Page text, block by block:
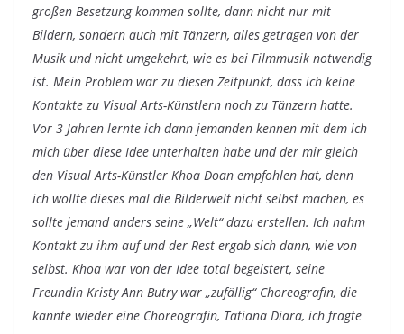
großen Besetzung kommen sollte, dann nicht nur mit
Bildern, sondern auch mit Tänzern, alles getragen von der
Musik und nicht umgekehrt, wie es bei Filmmusik notwendig
ist. Mein Problem war zu diesen Zeitpunkt, dass ich keine
Kontakte zu Visual Arts-Künstlern noch zu Tänzern hatte.
Vor 3 Jahren lernte ich dann jemanden kennen mit dem ich
mich über diese Idee unterhalten habe und der mir gleich
den Visual Arts-Künstler Khoa Doan empfohlen hat, denn
ich wollte dieses mal die Bilderwelt nicht selbst machen, es
sollte jemand anders seine „Welt“ dazu erstellen. Ich nahm
Kontakt zu ihm auf und der Rest ergab sich dann, wie von
selbst. Khoa war von der Idee total begeistert, seine
Freundin Kristy Ann Butry war „zufällig“ Choreografin, die
kannte wieder eine Choreografin, Tatiana Diara, ich fragte